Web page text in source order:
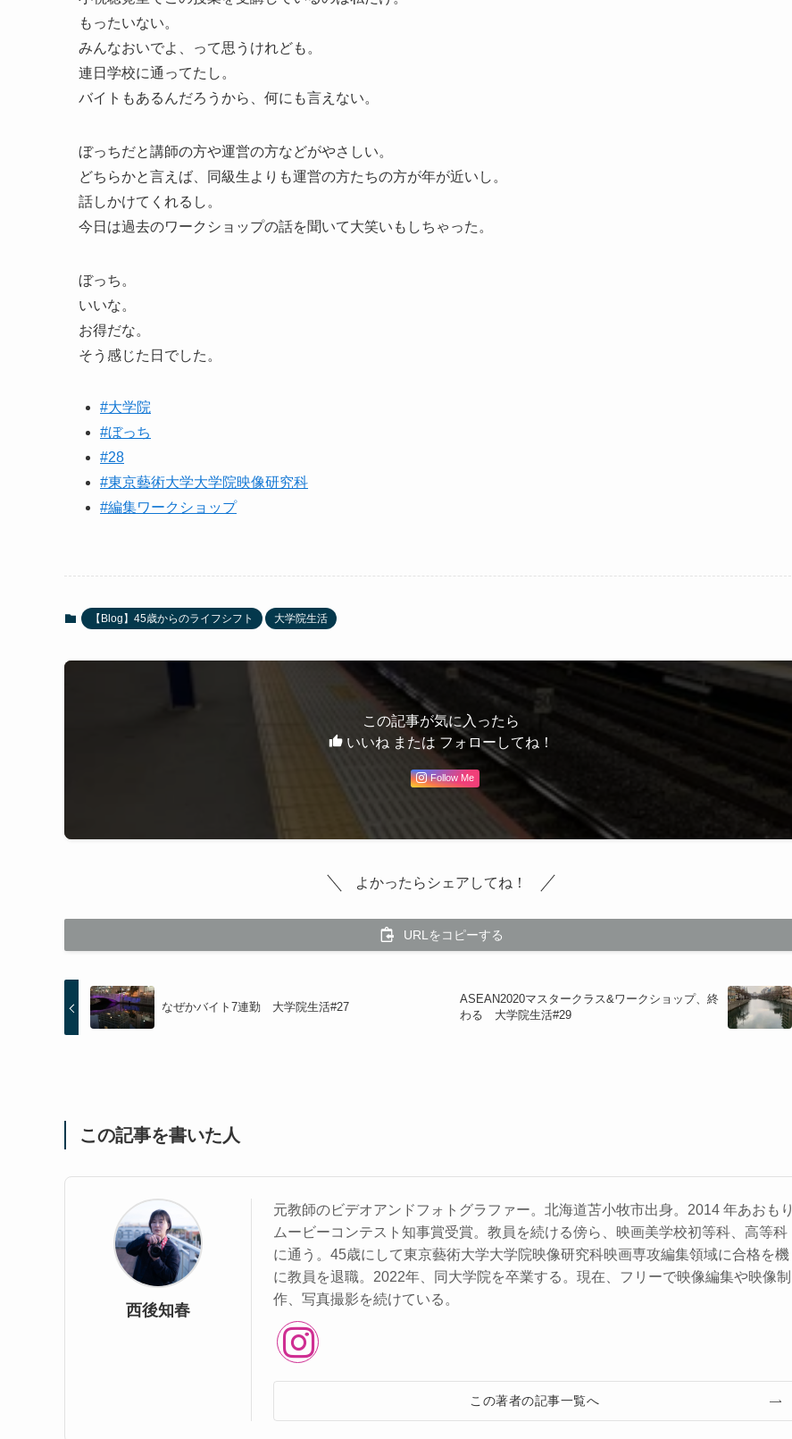
もったいない。
みんなおいでよ、って思うけれども。
連日学校に通ってたし。
バイトもあるんだろうから、何にも言えない。
ぼっちだと講師の方や運営の方などがやさしい。
どちらかと言えば、同級生よりも運営の方たちの方が年が近いし。
話しかけてくれるし。
今日は過去のワークショップの話を聞いて大笑いもしちゃった。
ぼっち。
いいな。
お得だな。
そう感じた日でした。
#大学院
#ぼっち
#28
#東京藝術大学大学院映像研究科
#編集ワークショップ
【Blog】45歳からのライフシフト 大学院生活
この記事が気に入ったら
いいね または フォローしてね！
Follow Me
よかったらシェアしてね！
URLをコピーする
なぜかバイト7連勤 大学院生活#27
ASEAN2020マスタークラス&ワークショップ、終
わる 大学院生活#29
この記事を書いた人
西後知春
元教師のビデオアンドフォトグラファー。北海道苫⼩牧市出⾝。2014 年あおもり
ムービーコンテスト知事賞受賞。教員を続ける傍ら、映画美学校初等科、⾼等科
に通う。45歳にして東京藝術⼤学⼤学院映像研究科映画専攻編集領域に合格を機
に教員を退職。2022年、同⼤学院を卒業する。現在、フリーで映像編集や映像制
作、写真撮影を続けている。
この著者の記事一覧へ